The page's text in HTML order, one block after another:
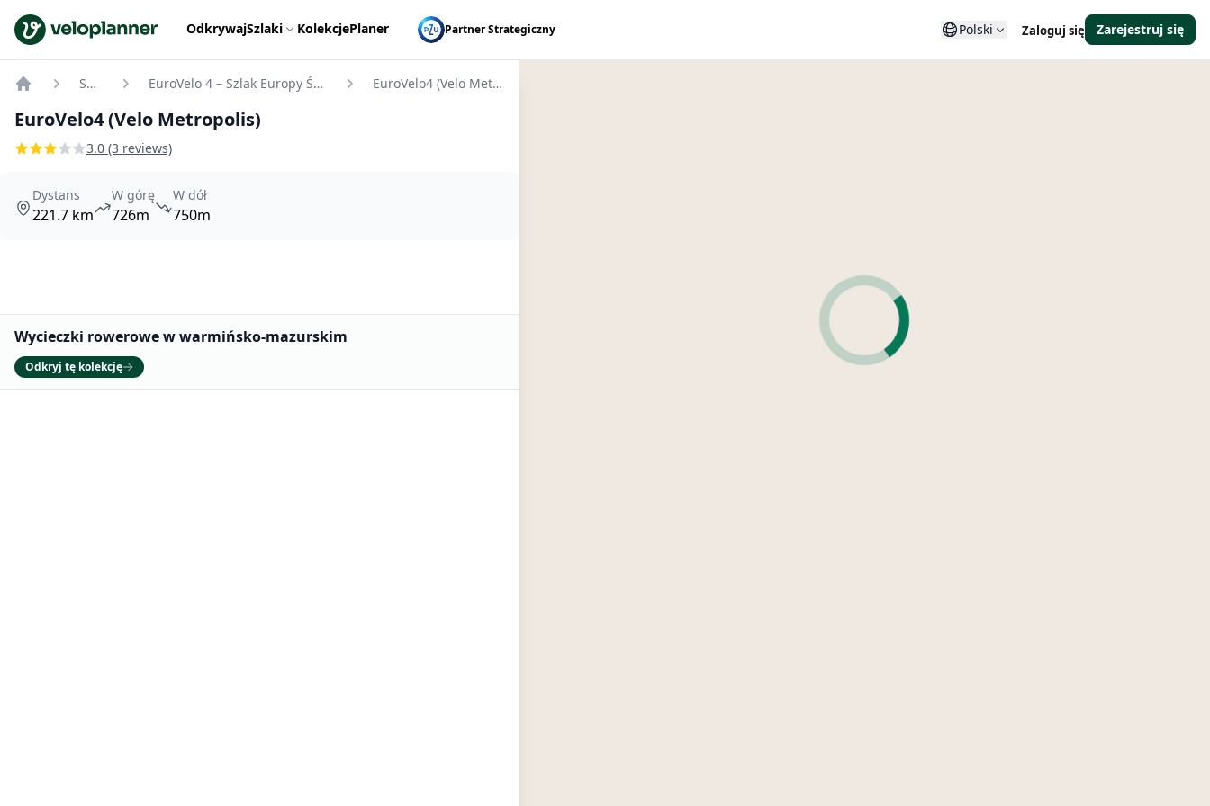
VeloPlanner OdkrywajSzlaki KolekcjePlaner Partner Strategiczny Polski Zaloguj się Zarejestruj się
Szlaki EuroVelo 4 – Szlak Europy Środkowej EuroVelo4 (Velo Metropolis)
EuroVelo4 (Velo Metropolis)
3.0 (3 reviews)
Dystans
221.7 km
W górę
726m
W dół
750m
Promowane
Wycieczki rowerowe w warmińsko-mazurskim
Odkryj tę kolekcję